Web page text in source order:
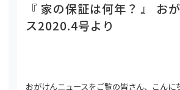
『 家の保証は何年？ 』 お
ス2020.4号より
おがけんニュースをご覧の皆さん、こん